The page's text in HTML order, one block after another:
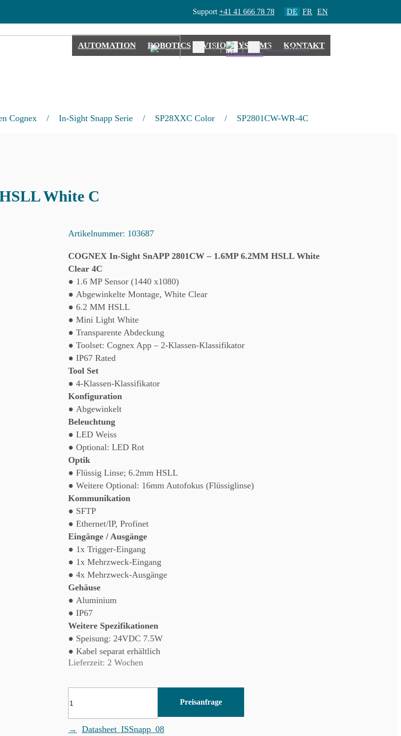
Support +41 41 666 78 78 DE FR EN
AUTOMATION ROBOTICS VISION SYSTEMS KONTAKT
0 Mein Konto
Cognex / In-Sight Snapp Serie / SP28XXC Color / SP2801CW-WR-4C
White C
Artikelnummer: 103687
COGNEX In-Sight SnAPP 2801CW – 1.6MP 6.2MM HSLL White
Clear 4C
● 1.6 MP Sensor (1440 x1080)
● Abgewinkelte Montage, White Clear
● 6.2 MM HSLL
● Mini Light White
● Transparente Abdeckung
● Toolset: Cognex App – 2-Klassen-Klassifikator
● IP67 Rated
Tool Set
● 4-Klassen-Klassifikator
Konfiguration
● Abgewinkelt
Beleuchtung
● LED Weiss
● Optional: LED Rot
Optik
● Flüssig Linse; 6.2mm HSLL
● Weitere Optional: 16mm Autofokus (Flüssiglinse)
Kommunikation
● SFTP
● Ethernet/IP, Profinet
Eingänge / Ausgänge
● 1x Trigger-Eingang
● 1x Mehrzweck-Eingang
● 4x Mehrzweck-Ausgänge
Gehäuse
● Aluminium
● IP67
Weitere Spezifikationen
● Speisung: 24VDC 7.5W
● Kabel separat erhältlich
Lieferzeit: 2 Wochen
WR-
Menge
Preisanfrage
Datasheet_ISSnapp_08